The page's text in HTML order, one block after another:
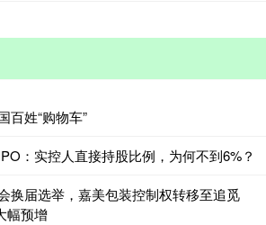
百姓“购物车”
：实控人直接持股比例，为何不到6%？
换届选举，嘉美包装控制权转移至追觅
幅预增